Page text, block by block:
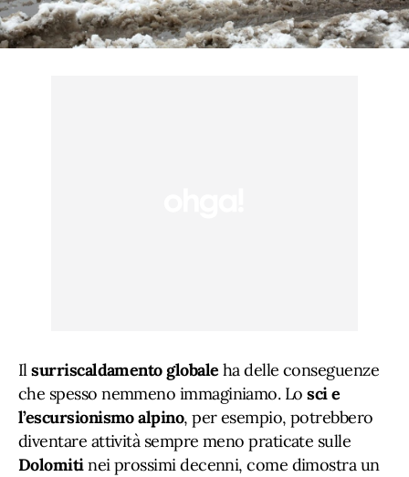
Ilsurriscaldamento globale ha delle conseguenze
che spesso nemmeno immaginiamo. Losci e
l’escursionismo alpino, per esempio, potrebbero
diventare attività sempre meno praticate sulle
Dolomitinei prossimi decenni, come dimostra un